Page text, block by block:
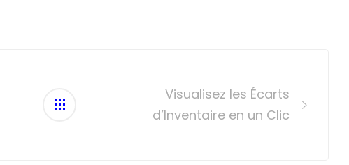
Visualisez les Écarts
d’Inventaire en un Clic